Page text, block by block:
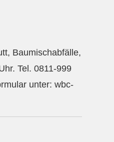
Baumischabfälle,
Tel. 0811-999
unter: wbc-